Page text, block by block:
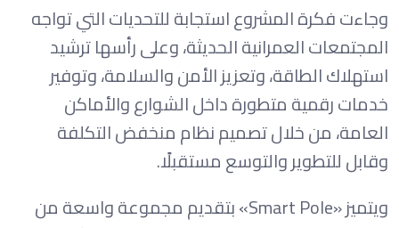
وجاءت فكرة المشروع استجابة للتحديات التي تواجه
المجتمعات العمرانية الحديثة، وعلى رأسها ترشيد
استهلاك الطاقة، وتعزيز الأمن والسلامة، وتوفير
خدمات رقمية متطورة داخل الشوارع والأماكن
العامة، من خلال تصميم نظام منخفض التكلفة
وقابل للتطوير والتوسع مستقبلًا.
ويتميز «Smart Pole» بتقديم مجموعة واسعة من